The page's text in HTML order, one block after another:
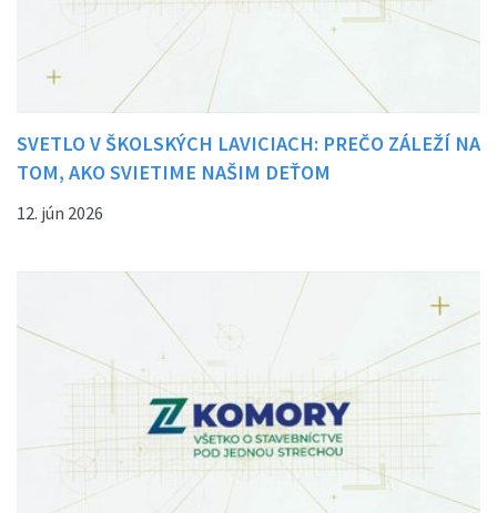
SVETLO V ŠKOLSKÝCH LAVICIACH: PREČO ZÁLEŽÍ NA
TOM, AKO SVIETIME NAŠIM DEŤOM
12. jún 2026